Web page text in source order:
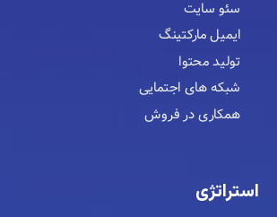
سئو سایت
ایمیل مارکتینگ
تولید محتوا
شبکه های اجتمایی
همکاری در فروش
استراتژی